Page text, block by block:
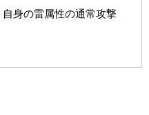
身の雷属性の通常攻撃